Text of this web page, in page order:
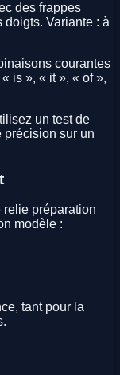
des frappes
Variante : à
courantes
is », « it », « of »,
un test de
précision sur un
relie préparation
modèle :
tant pour la